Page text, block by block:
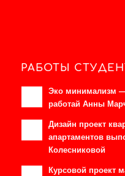
РАБОТЫ
Эко минимализм
работай Анны
Дизайн проект
апартаментов
Колесниковой
Курсовой проект